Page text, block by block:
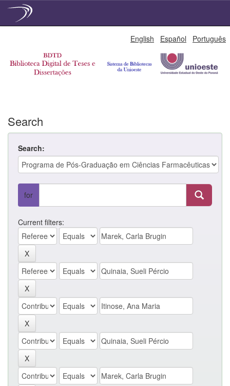
English Español Português
Search
Search:
for
Current filters: